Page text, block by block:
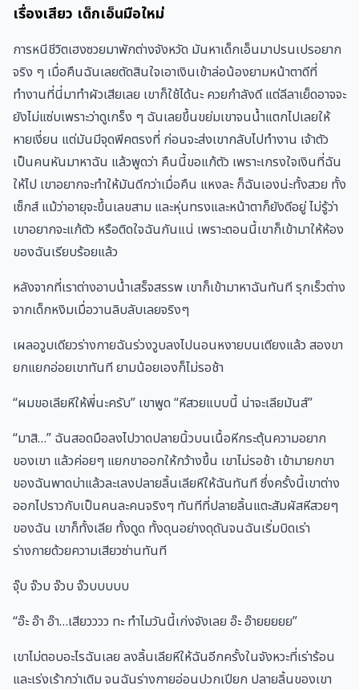
เรื่องเสียว เด็กเอ็นมือใหม่
การหนีชีวิตเฮงซวยมาพักต่างจังหวัด มันหาเด็กเอ็นมาปรนเปรอยาก
จริง ๆ เมื่อคืนฉันเลยตัดสินใจเอาเงินเข้าล่อน้องยามหน้าตาดีที่
ทำงานที่นี่มาทำผัวเสียเลย เขาก็ใช้ได้นะ ควยกำลังดี แต่ลีลาเย็ดอาจจะ
ยังไม่แซ่บเพราะว่าดูเกร็ง ๆ ฉันเลยขึ้นขย่มเขาจนน้ำแตกไปเลยให้
หายเงี่ยน แต่มันมีจุดพีคตรงที่ ก่อนจะส่งเขากลับไปทำงาน เจ้าตัว
เป็นคนหันมาหาฉัน แล้วพูดว่า คืนนี้ขอแก้ตัว เพราะเกรงใจเงินที่ฉัน
ให้ไป เขาอยากจะทำให้มันดีกว่าเมื่อคืน แหงละ ก็ฉันเองน่ะทั้งสวย ทั้ง
เซ็กส์ แม้ว่าอายุจะขึ้นเลขสาม และหุ่นทรงและหน้าตาก็ยังดีอยู่ ไม่รู้ว่า
เขาอยากจะแก้ตัว หรือติดใจฉันกันแน่ เพราะตอนนี้เขาก็เข้ามาให้ห้อง
ของฉันเรียบร้อยแล้ว
หลังจากที่เราต่างอาบน้ำเสร็จสรรพ เขาก็เข้ามาหาฉันทันที รุกเร็วต่าง
จากเด็กหงิมเมื่อวานลิบลับเลยจริงๆ
เผลอวูบเดียวร่างกายฉันร่วงวูบลงไปนอนหงายบนเตียงแล้ว สองขา
ยกแยกอ่อยเขาทันที ยามน้อยเองก็ไม่รอช้า
“ผมขอเลียหีให้พี่นะครับ” เขาพูด “หีสวยแบบนี้ น่าจะเลียมันส์”
“มาสิ…” ฉันสอดมือลงไปวาดปลายนิ้วบนเนื้อหีกระตุ้นความอยาก
ของเขา แล้วค่อยๆ แยกขาออกให้กว้างขึ้น เขาไม่รอช้า เข้ามายกขา
ของฉันพาดบ่าแล้วละเลงปลายลิ้นเลียหีให้ฉันทันที ซึ่งครั้งนี้เขาต่าง
ออกไปราวกับเป็นคนละคนจริงๆ ทันทีที่ปลายลิ้นแตะสัมผัสหีสวยๆ
ของฉัน เขาก็ทั้งเลีย ทั้งดูด ทั้งดุนอย่างดุดันจนฉันเริ่มบิดเร่า
ร่างกายด้วยความเสียวซ่านทันที
จุ๊บ จ๊วบ จ๊วบ จ๊วบบบบบ
“อ๊ะ อ๊า อ๊า…เสียวววว ทะ ทำไมวันนี้เก่งจังเลย อ๊ะ อ๊ายยยยย”
เขาไม่ตอบอะไรฉันเลย ลงลิ้นเลียหีให้ฉันอีกครั้งในจังหวะที่เร่าร้อน
และเร่งเร้ากว่าเดิม จนฉันร่างกายอ่อนปวกเปียก ปลายลิ้นของเขา